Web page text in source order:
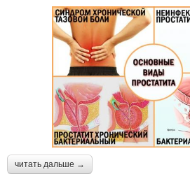
читать дальше →